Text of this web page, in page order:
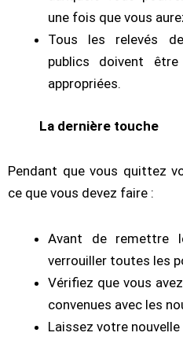
une fois que vous
Tous les relevés
publics doivent être
appropriées.
La dernière touche
Pendant que vous quittez
ce que vous devez faire :
Avant de remettre
verrouiller toutes les
Vérifiez que vous
convenues avec les
Laissez votre